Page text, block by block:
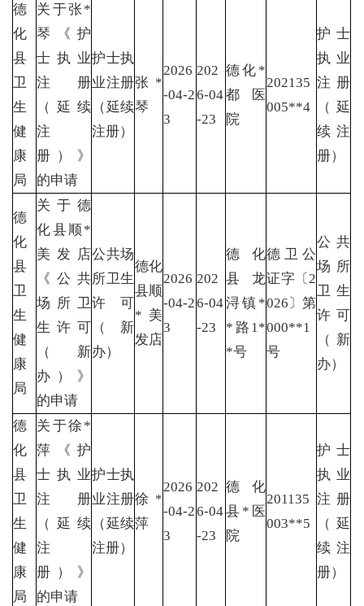
德
化
县
卫
生
健
康
局
关于张*
琴《护
士执业
注册
（延续
注
册）》
的申请
护士执
业注册
（延续
注册）
张*
琴
2026
-04-2
3
202
6-04
-23
德化*
都医
院
202135
005**4
护士
执业
注册
（延
续注
册）
德
化
县
卫
生
健
康
局
关于德
化县顺*
美发店
《公共
场所卫
生许可
（新
办）》
的申请
公共场
所卫生
许可
（新
办）
德化
县顺
*美
发店
2026
-04-2
3
202
6-04
-23
德化
县龙
浔镇*
*路1*
*号
德卫公
证字〔2
026〕第
000**1
号
公共
场所
卫生
许可
（新
办）
德
化
县
卫
生
健
康
局
关于徐*
萍《护
士执业
注册
（延续
注
册）》
的申请
护士执
业注册
（延续
注册）
徐*
萍
2026
-04-2
3
202
6-04
-23
德化
县*医
院
201135
003**5
护士
执业
注册
（延
续注
册）